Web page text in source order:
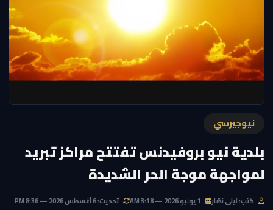
نيوجيرسي
بلدية نيو بروفيدنس تفتتح مراكز تبريد
لمواجهة موجة الحر الشديدة
كتب: ليلى نصّار تحديث: 6 أغسطس 2026 — 8:36 PM